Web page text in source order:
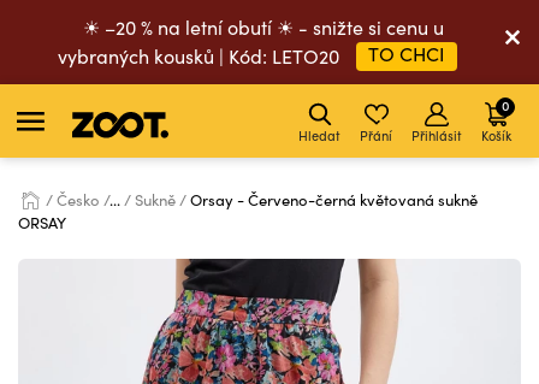
☀ –20 % na letní obutí ☀ - snižte si cenu u
vybraných kousků | Kód: LETO20
TO CHCI
Hledat Přání Přihlásit Košík
0
Česko ... Sukně
Orsay - Červeno-černá květovaná sukně
ORSAY